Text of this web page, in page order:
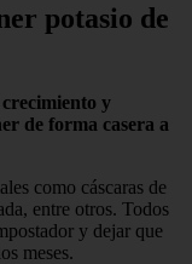
potasio de
y
de forma casera a
como cáscaras de
entre otros. Todos
y dejar que
meses.